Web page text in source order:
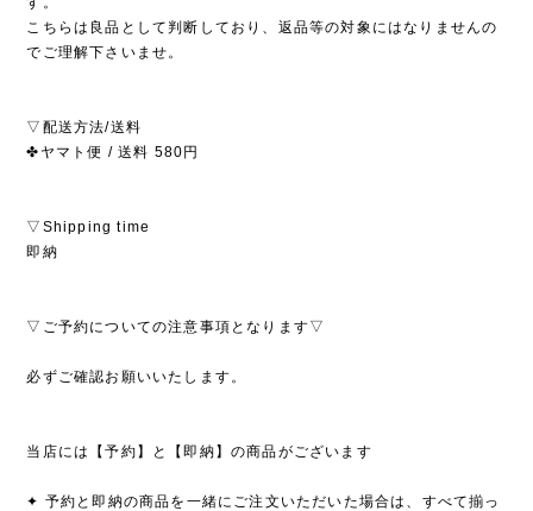
こちらは良品として判断しており、返品等の対象にはなりませんの
でご理解下さいませ。
▽配送方法/送料
✤ヤマト便 / 送料 580円
▽Shipping time
即納
▽ご予約についての注意事項となります▽
必ずご確認お願いいたします。
当店には【予約】と【即納】の商品がございます
✦ 予約と即納の商品を一緒にご注文いただいた場合は、すべて揃っ